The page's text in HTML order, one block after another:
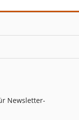
Newsletter-